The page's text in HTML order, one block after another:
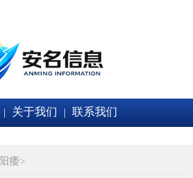
关于我们 联系我们
阳痿>